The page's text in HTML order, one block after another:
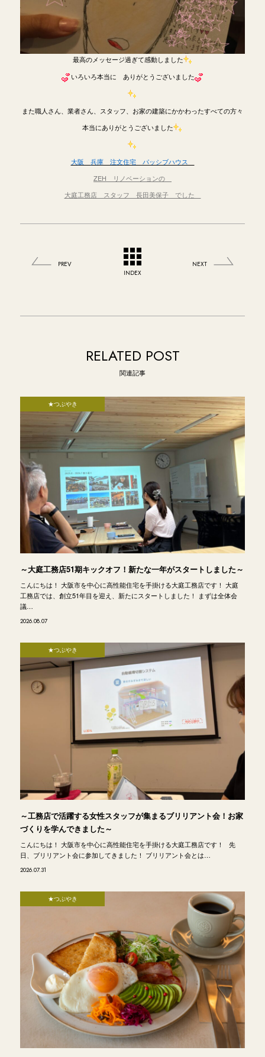
最高のメッセージ過ぎて感動しました
いろいろ本当に ありがとうございました
また職人さん、業者さん、スタッフ、お家の建築にかかわったすべての方々
本当にありがとうございました
大阪 兵庫 注文住宅 パッシブハウス
ZEH リノベーションの
大庭工務店 スタッフ 長田美保子 でした
PREV
INDEX
NEXT
RELATED POST
関連記事
★つぶやき
～大庭工務店51期キックオフ！新たな一年がスタートしました～
こんにちは！ 大阪市を中心に高性能住宅を手掛ける大庭工務店です！ 大庭
工務店では、創立51年目を迎え、新たにスタートしました！ まずは全体会
議…
2026.08.07
★つぶやき
～工務店で活躍する女性スタッフが集まるブリリアント会！お家
づくりを学んできました～
こんにちは！ 大阪市を中心に高性能住宅を手掛ける大庭工務店です！ 先
日、ブリリアント会に参加してきました！ ブリリアント会とは…
2026.07.31
★つぶやき